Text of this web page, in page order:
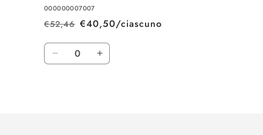
000000007007
Prezzo
di
listino
€52,46
Prezzo
scontato
€40,50/ciascuno
Quantità
DiminuisciAumenta